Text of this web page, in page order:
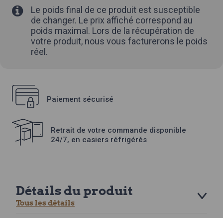
Le poids final de ce produit est susceptible
de changer. Le prix affiché correspond au
poids maximal. Lors de la récupération de
votre produit, nous vous facturerons le poids
réel.
Paiement sécurisé
Retrait de votre commande disponible
24/7, en casiers réfrigérés
Détails du produit
Tous les détails